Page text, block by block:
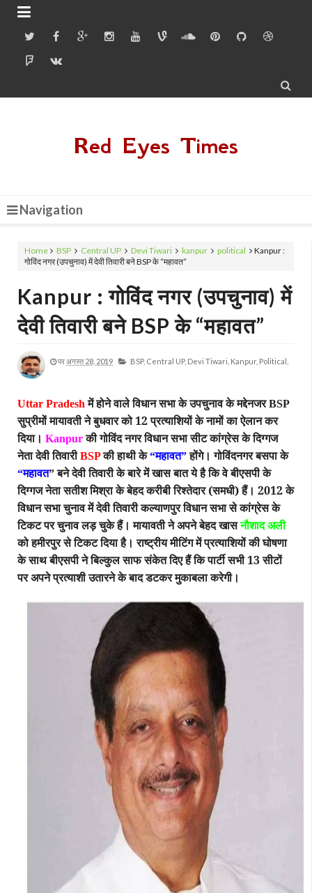


Red Eyes Times
Navigation
Home BSP Central UP Devi Tiwari kanpur political
Kanpur :
गोविंद नगर (उपचुनाव) में देवी तिवारी बने BSP के “महावत”
Kanpur : गोविंद नगर (उपचुनाव) में
देवी तिवारी बने BSP के “महावत”
परअगस्त 28, 2019 BSP, Central UP, Devi Tiwari, Kanpur, Political,
Uttar Pradeshमें होने वाले विधान सभा के उपचुनाव के मद्देनजरBSP
सुप्रीमों मायावती ने बुधवार को 12 प्रत्याशियों के नामों का ऐलान कर
दिया। Kanpur की गोविंद नगर विधान सभा सीट कांग्रेस के दिग्गज
नेता देवी तिवारीBSP की हाथी के“महावत”होंगे। गोविंदनगर बसपा के
“महावत”बने देवी तिवारी के बारे में खास बात ये है कि वे बीएसपी के
दिग्गज नेता सतीश मिश्रा के बेहद करीबी रिश्तेदार (समधी) हैं। 2012 के
विधान सभा चुनाव में देवी तिवारी कल्याणपुर विधान सभा से कांग्रेस के
टिकट पर चुनाव लड़ चुके हैं। मायावती ने अपने बेहद खासनौशाद अली
को हमीरपुर से टिकट दिया है। राष्ट्रीय मीटिंग में प्रत्याशियों की घोषणा
के साथ बीएसपी ने बिल्कुल साफ संकेत दिए हैं कि पार्टी सभी 13 सीटों
पर अपने प्रत्याशी उतारने के बाद डटकर मुकाबला करेगी।